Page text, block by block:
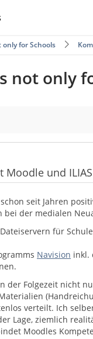
only for Schools
not only
und ILIAS
Moodle und ILIAS
seit Jahren
bei der medialen
für
Navision inkl.
der Folgezeit nicht
verteilt. Ich
Lage, ziemlich
Moodles